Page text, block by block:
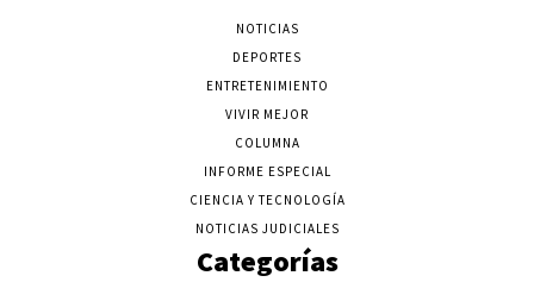
NOTICIAS
DEPORTES
ENTRETENIMIENTO
VIVIR MEJOR
COLUMNA
INFORME ESPECIAL
CIENCIA Y TECNOLOGÍA
NOTICIAS JUDICIALES
Categorías